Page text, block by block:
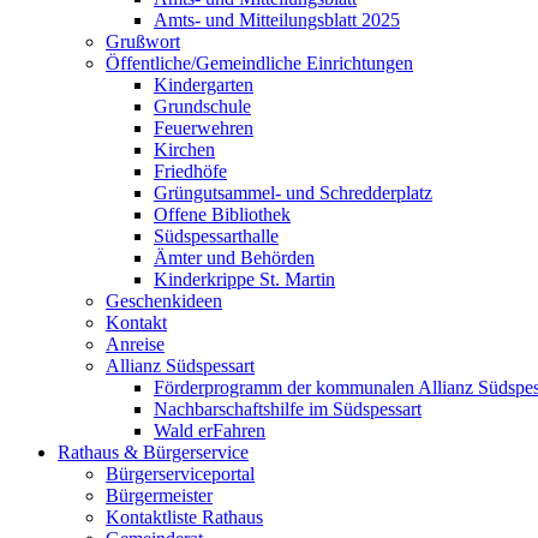
Amts- und Mitteilungsblatt 2025
Grußwort
Öffentliche/Gemeindliche Einrichtungen
Kindergarten
Grundschule
Feuerwehren
Kirchen
Friedhöfe
Grüngutsammel- und Schredderplatz
Offene Bibliothek
Südspessarthalle
Ämter und Behörden
Kinderkrippe St. Martin
Geschenkideen
Kontakt
Anreise
Allianz Südspessart
Förderprogramm der kommunalen Allianz
Nachbarschaftshilfe im Südspessart
Wald erFahren
Rathaus & Bürgerservice
Bürgerserviceportal
Bürgermeister
Kontaktliste Rathaus